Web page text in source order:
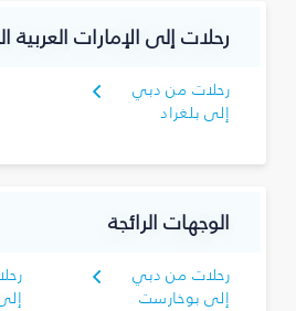
رحلات إلى الإمارات العربية
رحلات من دبي
إلى بلغراد
الوجهات الرائجة
رحلات من دبي
إلى بوخارست